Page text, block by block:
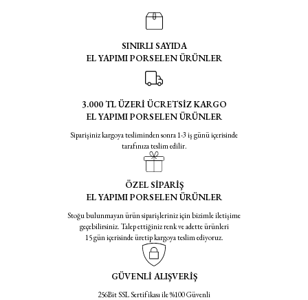
SINIRLI SAYIDA
EL YAPIMI PORSELEN ÜRÜNLER
3.000 TL ÜZERİ ÜCRETSİZ KARGO
EL YAPIMI PORSELEN ÜRÜNLER
Siparişiniz kargoya tesliminden sonra 1-3 iş günü içerisinde
tarafınıza teslim edilir.
ÖZEL SİPARİŞ
EL YAPIMI PORSELEN ÜRÜNLER
Stoğu bulunmayan ürün siparişleriniz için bizimle iletişime
geçebilirsiniz. Talep ettiğiniz renk ve adette ürünleri
15 gün içerisinde üretip kargoya teslim ediyoruz.
GÜVENLİ ALIŞVERİŞ
256Bit SSL Sertifikası ile %100 Güvenli